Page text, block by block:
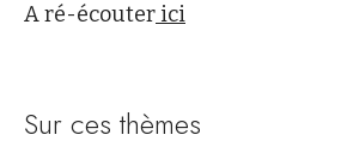
A ré-écouter ici
Sur ces thèmes